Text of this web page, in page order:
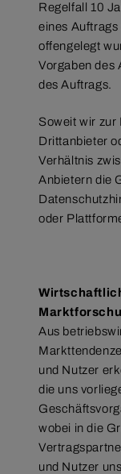
Regelfall 10
eines
offengelegt
Vorgaben des
des Auftrags.
Soweit wir zur
Drittanbieter
Verhältnis
Anbietern die
oder
Aus
und Nutzer
die uns
wobei in die
und Nutzer